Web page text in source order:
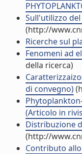
Sull'utilizzo
(http://
Ricerche sul
Fenomeni ad
della ricerca)
di convegno)
(Articolo in
Distribuzione
(http://
Contributo